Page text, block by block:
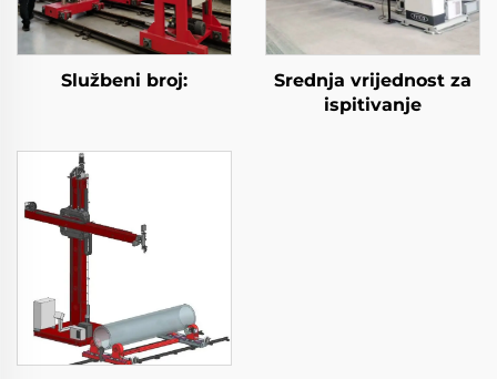
Službeni broj:
Srednja vrijednost za
ispitivanje